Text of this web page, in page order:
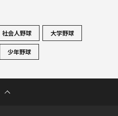
社会人野球 大学野球
少年野球